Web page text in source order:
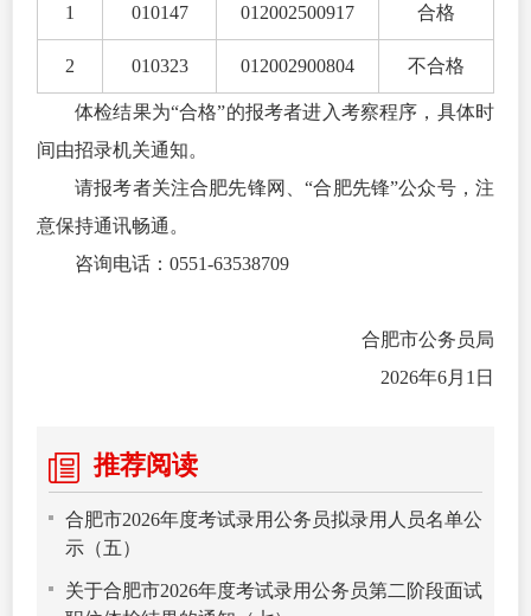
1 010147 012002500917 合格
2 010323 012002900804 不合格
体检结果为“合格”的报考者进入考察程序，具体时
间由招录机关通知。
请报考者关注合肥先锋网、“合肥先锋”公众号，注
意保持通讯畅通。
咨询电话：0551-63538709
合肥市公务员局
2026年6月1日
推荐阅读
合肥市2026年度考试录用公务员拟录用人员名单公
示（五）
关于合肥市2026年度考试录用公务员第二阶段面试